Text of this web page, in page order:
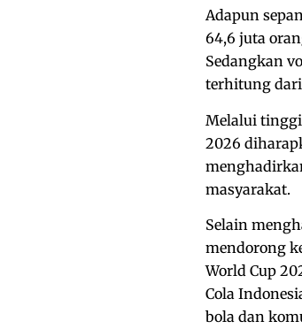
Adapun
64,6 juta
Sedangkan
terhitung dari
Melalui
2026
masyarakat.
Selain
mendorong
World Cup
Cola
bola dan